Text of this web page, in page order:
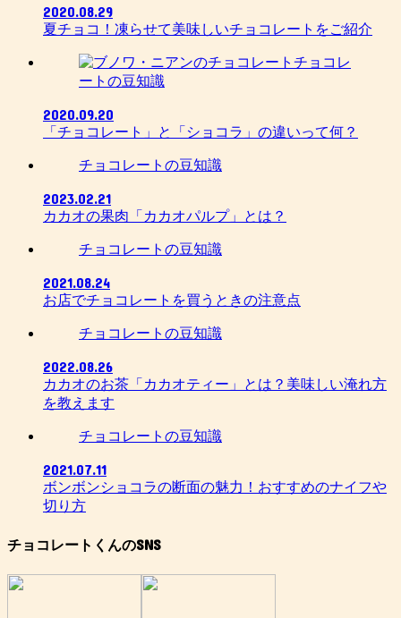
2020.08.29
夏チョコ！凍らせて美味しいチョコレートをご紹介
チョコレ
ートの豆知識
2020.09.20
「チョコレート」と「ショコラ」の違いって何？
チョコレートの豆知識
2023.02.21
カカオの果肉「カカオパルプ」とは？
チョコレートの豆知識
2021.08.24
お店でチョコレートを買うときの注意点
チョコレートの豆知識
2022.08.26
カカオのお茶「カカオティー」とは？美味しい淹れ方
を教えます
チョコレートの豆知識
2021.07.11
ボンボンショコラの断面の魅力！おすすめのナイフや
切り方
チョコレートくんのSNS